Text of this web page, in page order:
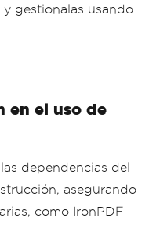
y gestionalas usando
en el uso de
dependencias del
asegurando
como IronPDF